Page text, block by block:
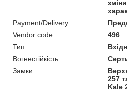
Payment/Delivery
Vendor code
496
Тип
Вогнестійкість
Замки
257
Kale